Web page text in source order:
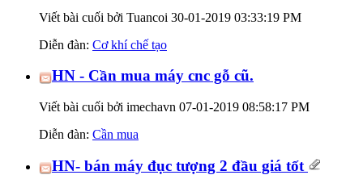
Viết bài cuối bởi Tuancoi 30-01-2019 03:33:19 PM
Diễn đàn: Cơ khí chế tạo
HN - Cần mua máy cnc gỗ cũ.
Viết bài cuối bởi imechavn 07-01-2019 08:58:17 PM
Diễn đàn: Cần mua
HN- bán máy đục tượng 2 đầu giá tốt